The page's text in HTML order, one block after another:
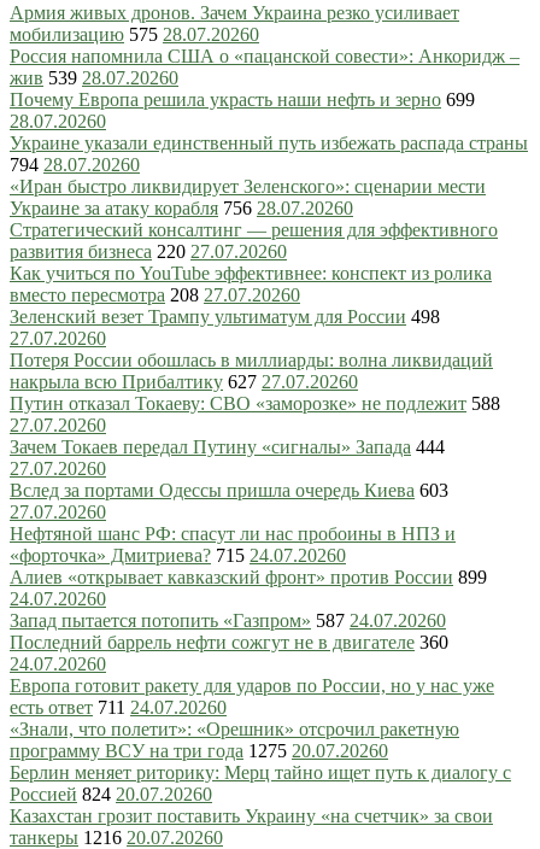
Армия живых дронов. Зачем Украина резко усиливает
мобилизацию 575 28.07.20260
Россия напомнила США о «пацанской совести»: Анкоридж –
жив 539 28.07.20260
Почему Европа решила украсть наши нефть и зерно 699
28.07.20260
Украине указали единственный путь избежать распада страны
794 28.07.20260
«Иран быстро ликвидирует Зеленского»: сценарии мести
Украине за атаку корабля 756 28.07.20260
Стратегический консалтинг — решения для эффективного
развития бизнеса 220 27.07.20260
Как учиться по YouTube эффективнее: конспект из ролика
вместо пересмотра 208 27.07.20260
Зеленский везет Трампу ультиматум для России 498
27.07.20260
Потеря России обошлась в миллиарды: волна ликвидаций
накрыла всю Прибалтику 627 27.07.20260
Путин отказал Токаеву: СВО «заморозке» не подлежит 588
27.07.20260
Зачем Токаев передал Путину «сигналы» Запада 444
27.07.20260
Вслед за портами Одессы пришла очередь Киева 603
27.07.20260
Нефтяной шанс РФ: спасут ли нас пробоины в НПЗ и
«форточка» Дмитриева? 715 24.07.20260
Алиев «открывает кавказский фронт» против России 899
24.07.20260
Запад пытается потопить «Газпром» 587 24.07.20260
Последний баррель нефти сожгут не в двигателе 360
24.07.20260
Европа готовит ракету для ударов по России, но у нас уже
есть ответ 711 24.07.20260
«Знали, что полетит»: «Орешник» отсрочил ракетную
программу ВСУ на три года 1275 20.07.20260
Берлин меняет риторику: Мерц тайно ищет путь к диалогу с
Россией 824 20.07.20260
Казахстан грозит поставить Украину «на счетчик» за свои
танкеры 1216 20.07.20260